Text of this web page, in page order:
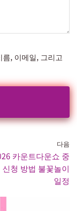
, 이메일, 그리고
다음
카운트다운쇼 중
신청 방법 불꽃놀이
일정